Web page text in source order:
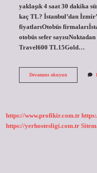
yaklaşık 4 saat 30 dakika
kaç TL? İstanbul’dan
fiyatlarıOtobüs
otobüs sefer
Travel600 TL15Gold…
Devamını okuyunIstanbul
Sürüyor
https://www.profikir.com.tr
https://yerhostesligi.com.tr